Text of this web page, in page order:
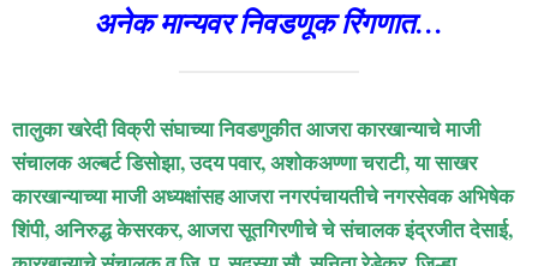
अनेक मान्यवर निवडणूक रिंगणात…
तालुका खरेदी विक्री संघाच्या निवडणुकीत आजरा कारखान्याचे माजी
संचालक अल्बर्ट डिसोझा, उदय पवार, अशोकअण्णा चराटी, या साखर
कारखान्याच्या माजी अध्यक्षांसह आजरा नगरपंचायतीचे नगरसेवक अभिषेक
शिंपी, अनिरुद्ध केसरकर, आजरा सूतगिरणीचे चे संचालक इंद्रजीत देसाई,